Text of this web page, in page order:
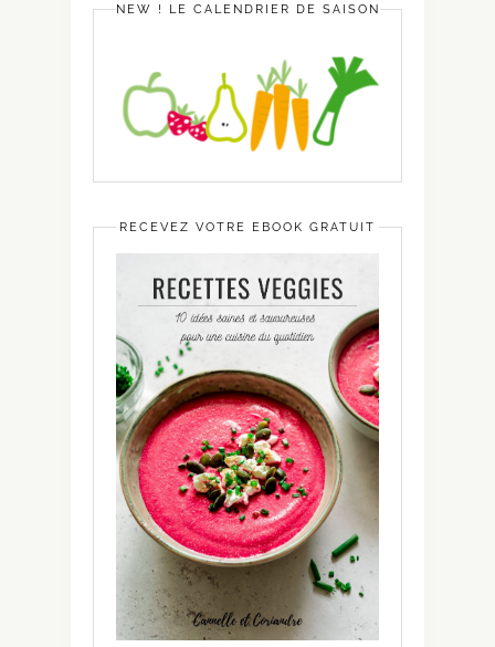
NEW ! LE CALENDRIER DE SAISON
RECEVEZ VOTRE EBOOK GRATUIT